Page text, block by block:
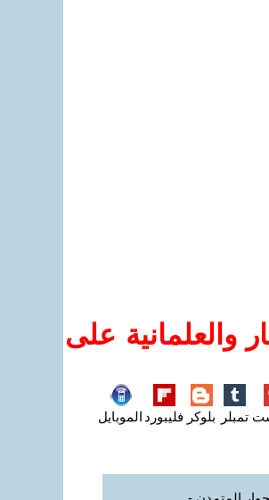
والعلمانية على
تمبلر بلوكر فليبورد الموبايل